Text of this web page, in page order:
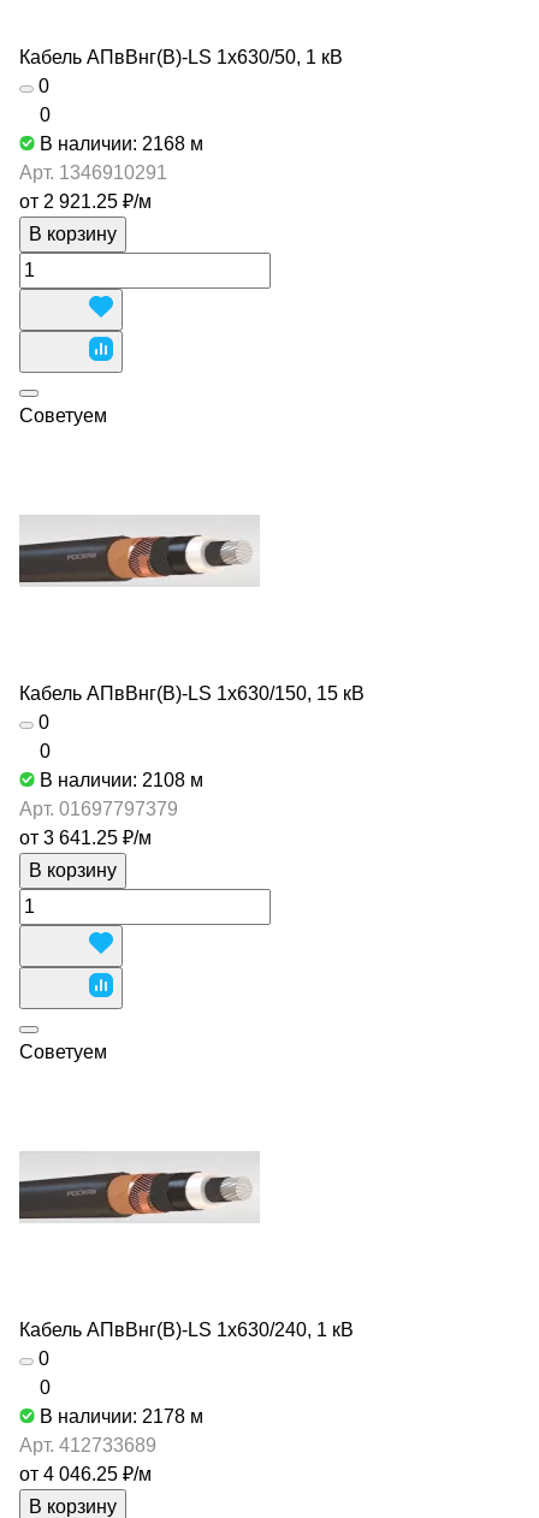
Кабель АПвВнг(В)-LS 1х630/50, 1 кВ
0
0
В наличии: 2168 м
Арт. 1346910291
от 2 921.25 ₽/м
В корзину
Советуем
Кабель АПвВнг(В)-LS 1х630/150, 15 кВ
0
0
В наличии: 2108 м
Арт. 01697797379
от 3 641.25 ₽/м
В корзину
Советуем
Кабель АПвВнг(В)-LS 1х630/240, 1 кВ
0
0
В наличии: 2178 м
Арт. 412733689
от 4 046.25 ₽/м
В корзину